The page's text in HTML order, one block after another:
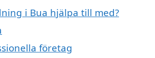
i Bua hjälpa till med?
företag